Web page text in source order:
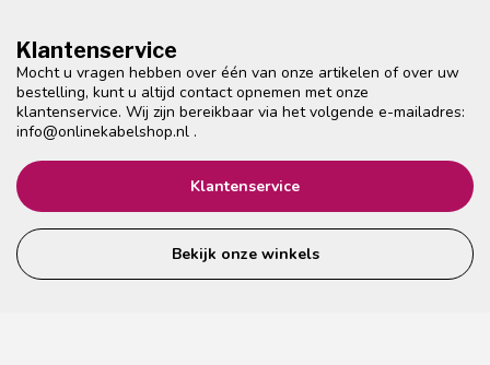
Klantenservice
Mocht u vragen hebben over één van onze artikelen of over uw
bestelling, kunt u altijd contact opnemen met onze
klantenservice. Wij zijn bereikbaar via het volgende e-mailadres:
info@onlinekabelshop.nl .
Klantenservice
Bekijk onze winkels